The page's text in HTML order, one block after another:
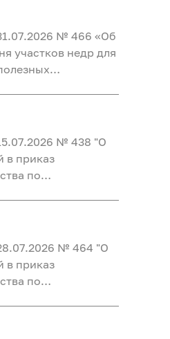
№ 466 «Об
участков недр для
осуществляемых
г.» (УВС, ПВ, ЛГ)
№ 438 "О
в приказ
по
за счет
бюджета до 2030
№ 464 "О
в приказ
по